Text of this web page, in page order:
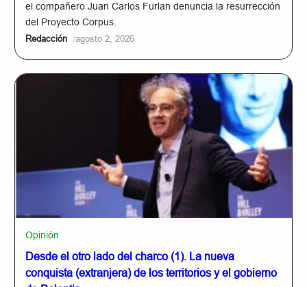
el compañero Juan Carlos Furlan denuncia la resurrección
del Proyecto Corpus.
Redacción /agosto 2, 2026
Opinión
Desde el otro lado del charco (1). La nueva
conquista (extranjera) de los territorios y el gobierno